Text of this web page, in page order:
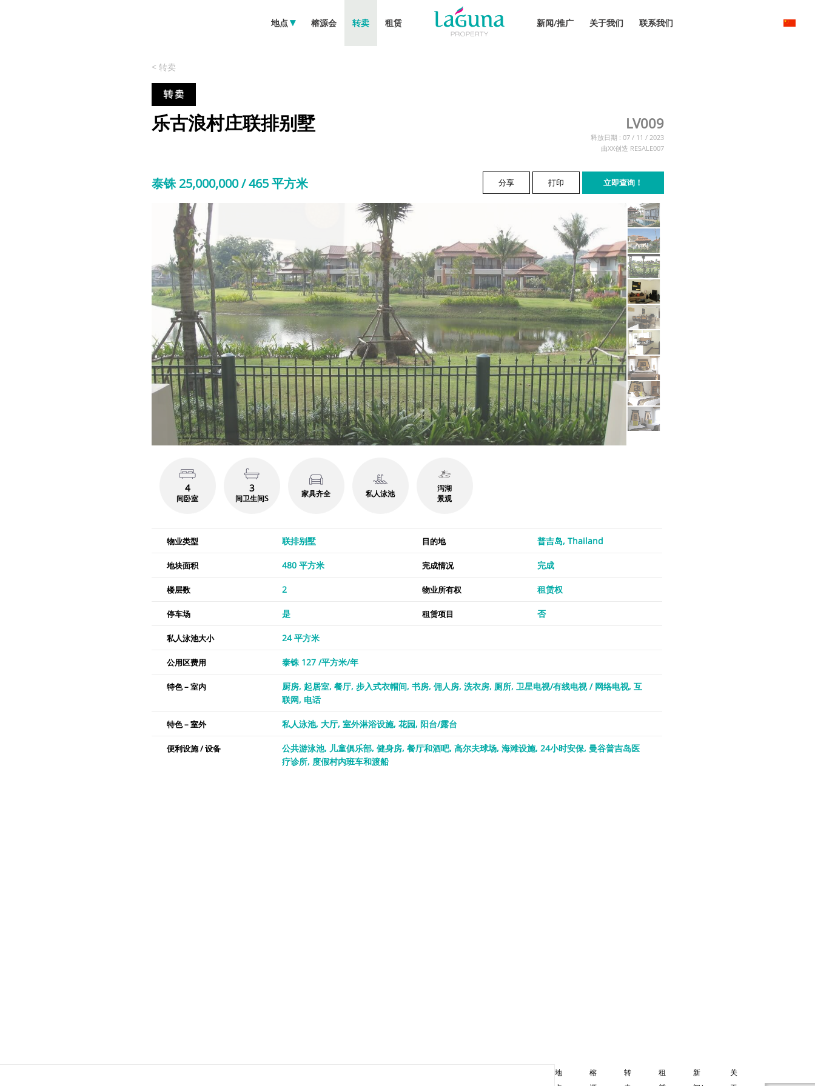
地点 榕源会 转卖 租赁 新闻/推广 关于我们 联系我们
< 转卖
乐古浪村庄联排别墅 LV009
释放日期 : 07 / 11 / 2023
由XX创造 RESALE007
泰铢 25,000,000 / 465 平方米 分享 打印 立即查询！
4
间卧室
3
间卫生间S 家具齐全 私人泳池
泻湖
景观
物业类型 联排别墅 目的地 普吉岛, Thailand
地块面积 480 平方米 完成情况 完成
楼层数 2 物业所有权 租赁权
停车场 是 租赁项目 否
私人泳池大小 24 平方米
公用区费用 泰铢 127 /平方米/年
特色 – 室内 厨房 起居室 餐厅 步入式衣帽间 书房 佣人房 洗衣房 厕所 卫星电视/有线电视 / 网络电视 互
联网 电话
特色 – 室外 私人泳池 大厅 室外淋浴设施 花园 阳台/露台
便利设施 / 设备 公共游泳池 儿童俱乐部 健身房 餐厅和酒吧 高尔夫球场 海滩设施 24小时安保 曼谷普吉岛医
疗诊所 度假村内班车和渡船
地
榕
转
租
新
关